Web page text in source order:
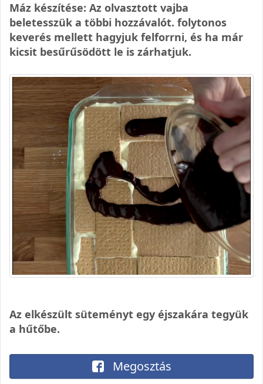
Máz készítése: Az olvasztott vajba
beletesszük a többi hozzávalót. folytonos
keverés mellett hagyjuk felforrni, és ha már
kicsit besűrűsödött le is zárhatjuk.
Az elkészült süteményt egy éjszakára tegyük
a hűtőbe.
Megosztás